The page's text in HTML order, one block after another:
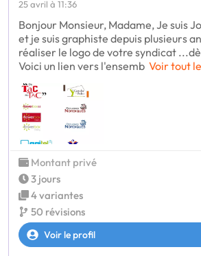
25 avril à 11:36
Bonjour Monsieur, Madame, Je suis
et je suis graphiste depuis plusieurs
réaliser le logo de votre syndicat
Voici un lien vers l'ensemb Voir tout
Montant privé
3 jours
4 variantes
50 révisions
Voir le profil